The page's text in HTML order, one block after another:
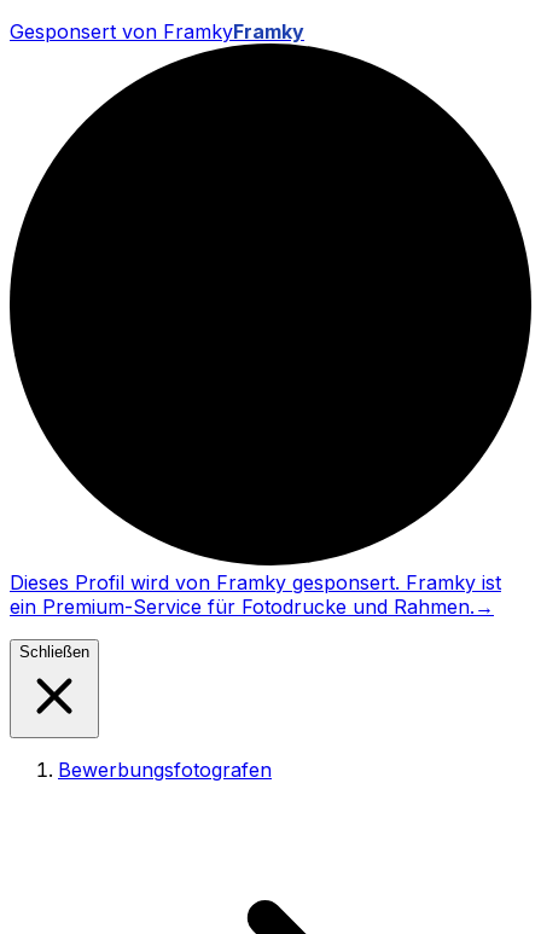
Gesponsert von FramkyFramky
Dieses Profil wird von Framky gesponsert. Framky ist
ein Premium-Service für Fotodrucke und Rahmen. →
Schließen
Bewerbungsfotografen